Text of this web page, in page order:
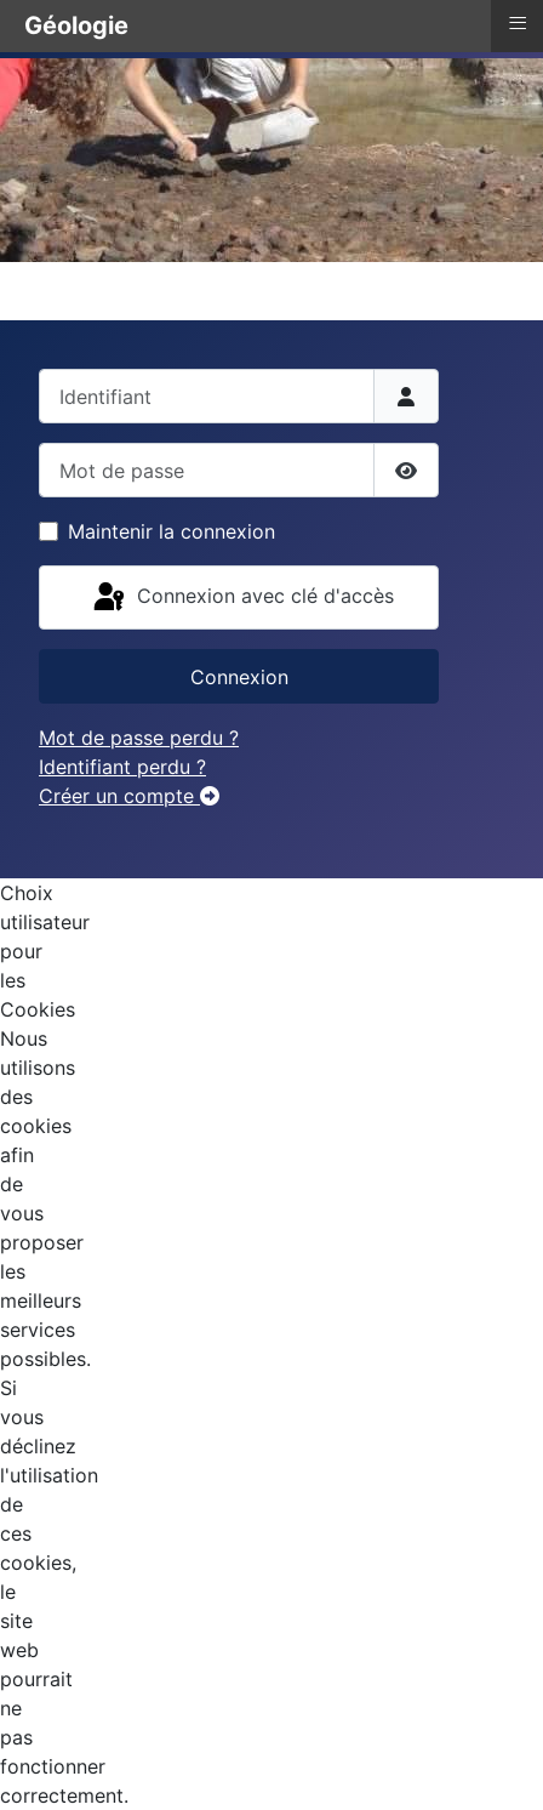
Afficher le
Maintenir la connexion
Connexion avec clé d'accès
Connexion
Mot de passe perdu ?
Identifiant perdu ?
Créer un compte
Choix
utilisateur
pour
les
Cookies
Nous
utilisons
des
cookies
afin
de
vous
proposer
les
meilleurs
services
possibles.
Si
vous
déclinez
l'utilisation
de
ces
cookies,
le
site
web
pourrait
ne
pas
fonctionner
correctement.
Géologie ≡